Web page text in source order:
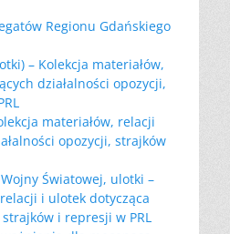
Regionu Gdańskiego
– Kolekcja materiałów,
działalności opozycji,
materiałów, relacji
opozycji, strajków
Światowej, ulotki –
i ulotek dotycząca
i represji w PRL